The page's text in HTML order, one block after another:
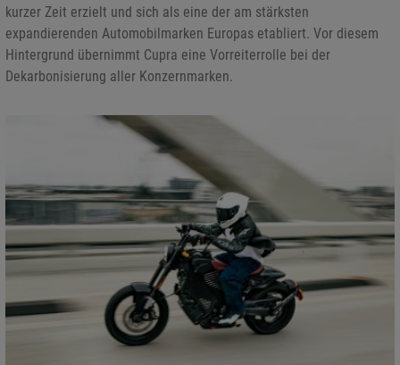
kurzer Zeit erzielt und sich als eine der am stärksten
expandierenden Automobilmarken Europas etabliert. Vor diesem
Hintergrund übernimmt Cupra eine Vorreiterrolle bei der
Dekarbonisierung aller Konzernmarken.